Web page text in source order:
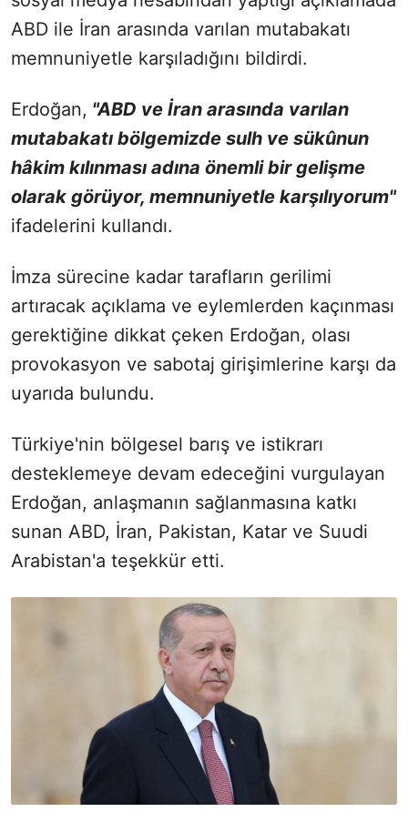
ABD ile İran arasında varılan mutabakatı
memnuniyetle karşıladığını bildirdi.
Erdoğan, "ABD ve İran arasında varılan
mutabakatı bölgemizde sulh ve sükûnun
hâkim kılınması adına önemli bir gelişme
olarak görüyor, memnuniyetle karşılıyorum"
ifadelerini kullandı.
İmza sürecine kadar tarafların gerilimi
artıracak açıklama ve eylemlerden kaçınması
gerektiğine dikkat çeken Erdoğan, olası
provokasyon ve sabotaj girişimlerine karşı da
uyarıda bulundu.
Türkiye'nin bölgesel barış ve istikrarı
desteklemeye devam edeceğini vurgulayan
Erdoğan, anlaşmanın sağlanmasına katkı
sunan ABD, İran, Pakistan, Katar ve Suudi
Arabistan'a teşekkür etti.